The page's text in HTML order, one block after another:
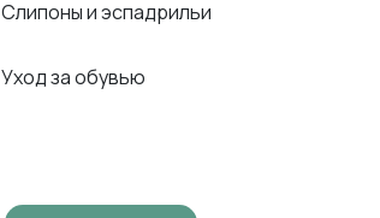
Слипоны и эспадрильи
Уход за обувью